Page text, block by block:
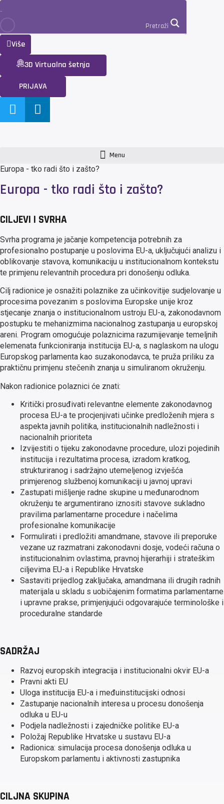
Pretraži
Više
3D Virtualna šetnja
PRIJAVA
Menu
Europa - tko radi što i zašto?
Europa - tko radi što i zašto?
CILJEVI I SVRHA
Svrha programa je jačanje kompetencija potrebnih za
profesionalno postupanje u poslovima EU-a, uključujući analizu i
oblikovanje stavova, komunikaciju u institucionalnom kontekstu
te primjenu relevantnih procedura pri donošenju odluka.
Cilj radionice je osnažiti polaznike za učinkovitije sudjelovanje u
procesima povezanim s poslovima Europske unije kroz
stjecanje znanja o institucionalnom ustroju EU-a, zakonodavnom
postupku te mehanizmima nacionalnog zastupanja u europskoj
areni. Program omogućuje polaznicima razumijevanje temeljnih
elemenata funkcioniranja institucija EU-a, s naglaskom na ulogu
Europskog parlamenta kao suzakonodavca, te pruža priliku za
praktičnu primjenu stečenih znanja u simuliranom okruženju.
Nakon radionice polaznici će znati:
Kritički prosuđivati relevantne elemente zakonodavnog
procesa EU-a te procjenjivati učinke predloženih mjera s
aspekta javnih politika, institucionalnih nadležnosti i
nacionalnih prioriteta
Izvijestiti o tijeku zakonodavne procedure, ulozi pojedinih
institucija i rezultatima procesa, izradom kratkog,
strukturiranog i sadržajno utemeljenog izvješća
primjerenog službenoj komunikaciji u javnoj upravi
Zastupati mišljenje radne skupine u međunarodnom
okruženju te argumentirano iznositi stavove sukladno
pravilima parlamentarne procedure i načelima
profesionalne komunikacije
Formulirati i predložiti amandmane, stavove ili preporuke
vezane uz razmatrani zakonodavni dosje, vodeći računa o
institucionalnim ovlastima, pravnoj hijerarhiji i strateškim
ciljevima EU-a i Republike Hrvatske
Sastaviti prijedlog zaključaka, amandmana ili drugih radnih
materijala u skladu s uobičajenim formatima parlamentarne
i upravne prakse, primjenjujući odgovarajuće terminološke i
proceduralne standarde
SADRŽAJ
Razvoj europskih integracija i institucionalni okvir EU-a
Pravni akti EU
Uloga institucija EU-a i međuinstitucijski odnosi
Zastupanje nacionalnih interesa u procesu donošenja
odluka u EU-u
Podjela nadležnosti i zajedničke politike EU-a
Položaj Republike Hrvatske u sustavu EU-a
Radionica: simulacija procesa donošenja odluka u
Europskom parlamentu i aktivnosti zastupnika
CILJNA SKUPINA